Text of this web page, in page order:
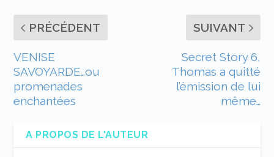
PRÉCÉDENT
VENISE
SAVOYARDE…ou
promenades
enchantées
SUIVANT
Secret Story 6,
Thomas a quitté
l’émission de lui
même…
A PROPOS DE L'AUTEUR